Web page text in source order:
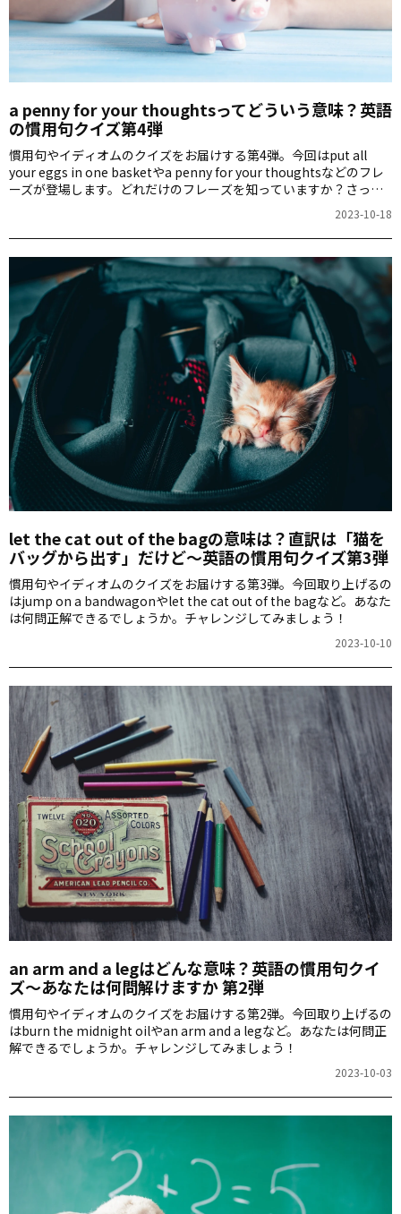
a penny for your thoughtsってどういう意味？英語
の慣用句クイズ第4弾
慣用句やイディオムのクイズをお届けする第4弾。今回はput all
your eggs in one basketやa penny for your thoughtsなどのフレ
ーズが登場します。どれだけのフレーズを知っていますか？さっそ
2023-10-18
let the cat out of the bagの意味は？直訳は「猫を
バッグから出す」だけど～英語の慣用句クイズ第3弾
慣用句やイディオムのクイズをお届けする第3弾。今回取り上げるの
はjump on a bandwagonやlet the cat out of the bagなど。あなた
は何問正解できるでしょうか。チャレンジしてみましょう！
2023-10-10
an arm and a legはどんな意味？英語の慣用句クイ
ズ～あなたは何問解けますか 第2弾
慣用句やイディオムのクイズをお届けする第2弾。今回取り上げるの
はburn the midnight oilやan arm and a legなど。あなたは何問正
解できるでしょうか。チャレンジしてみましょう！
2023-10-03